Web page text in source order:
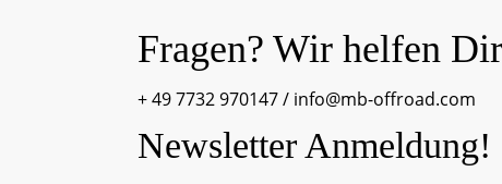
Fragen? Wir helfen
+ 49 7732 970147/ info@mb-offroad.com
Newsletter Anmeldung!